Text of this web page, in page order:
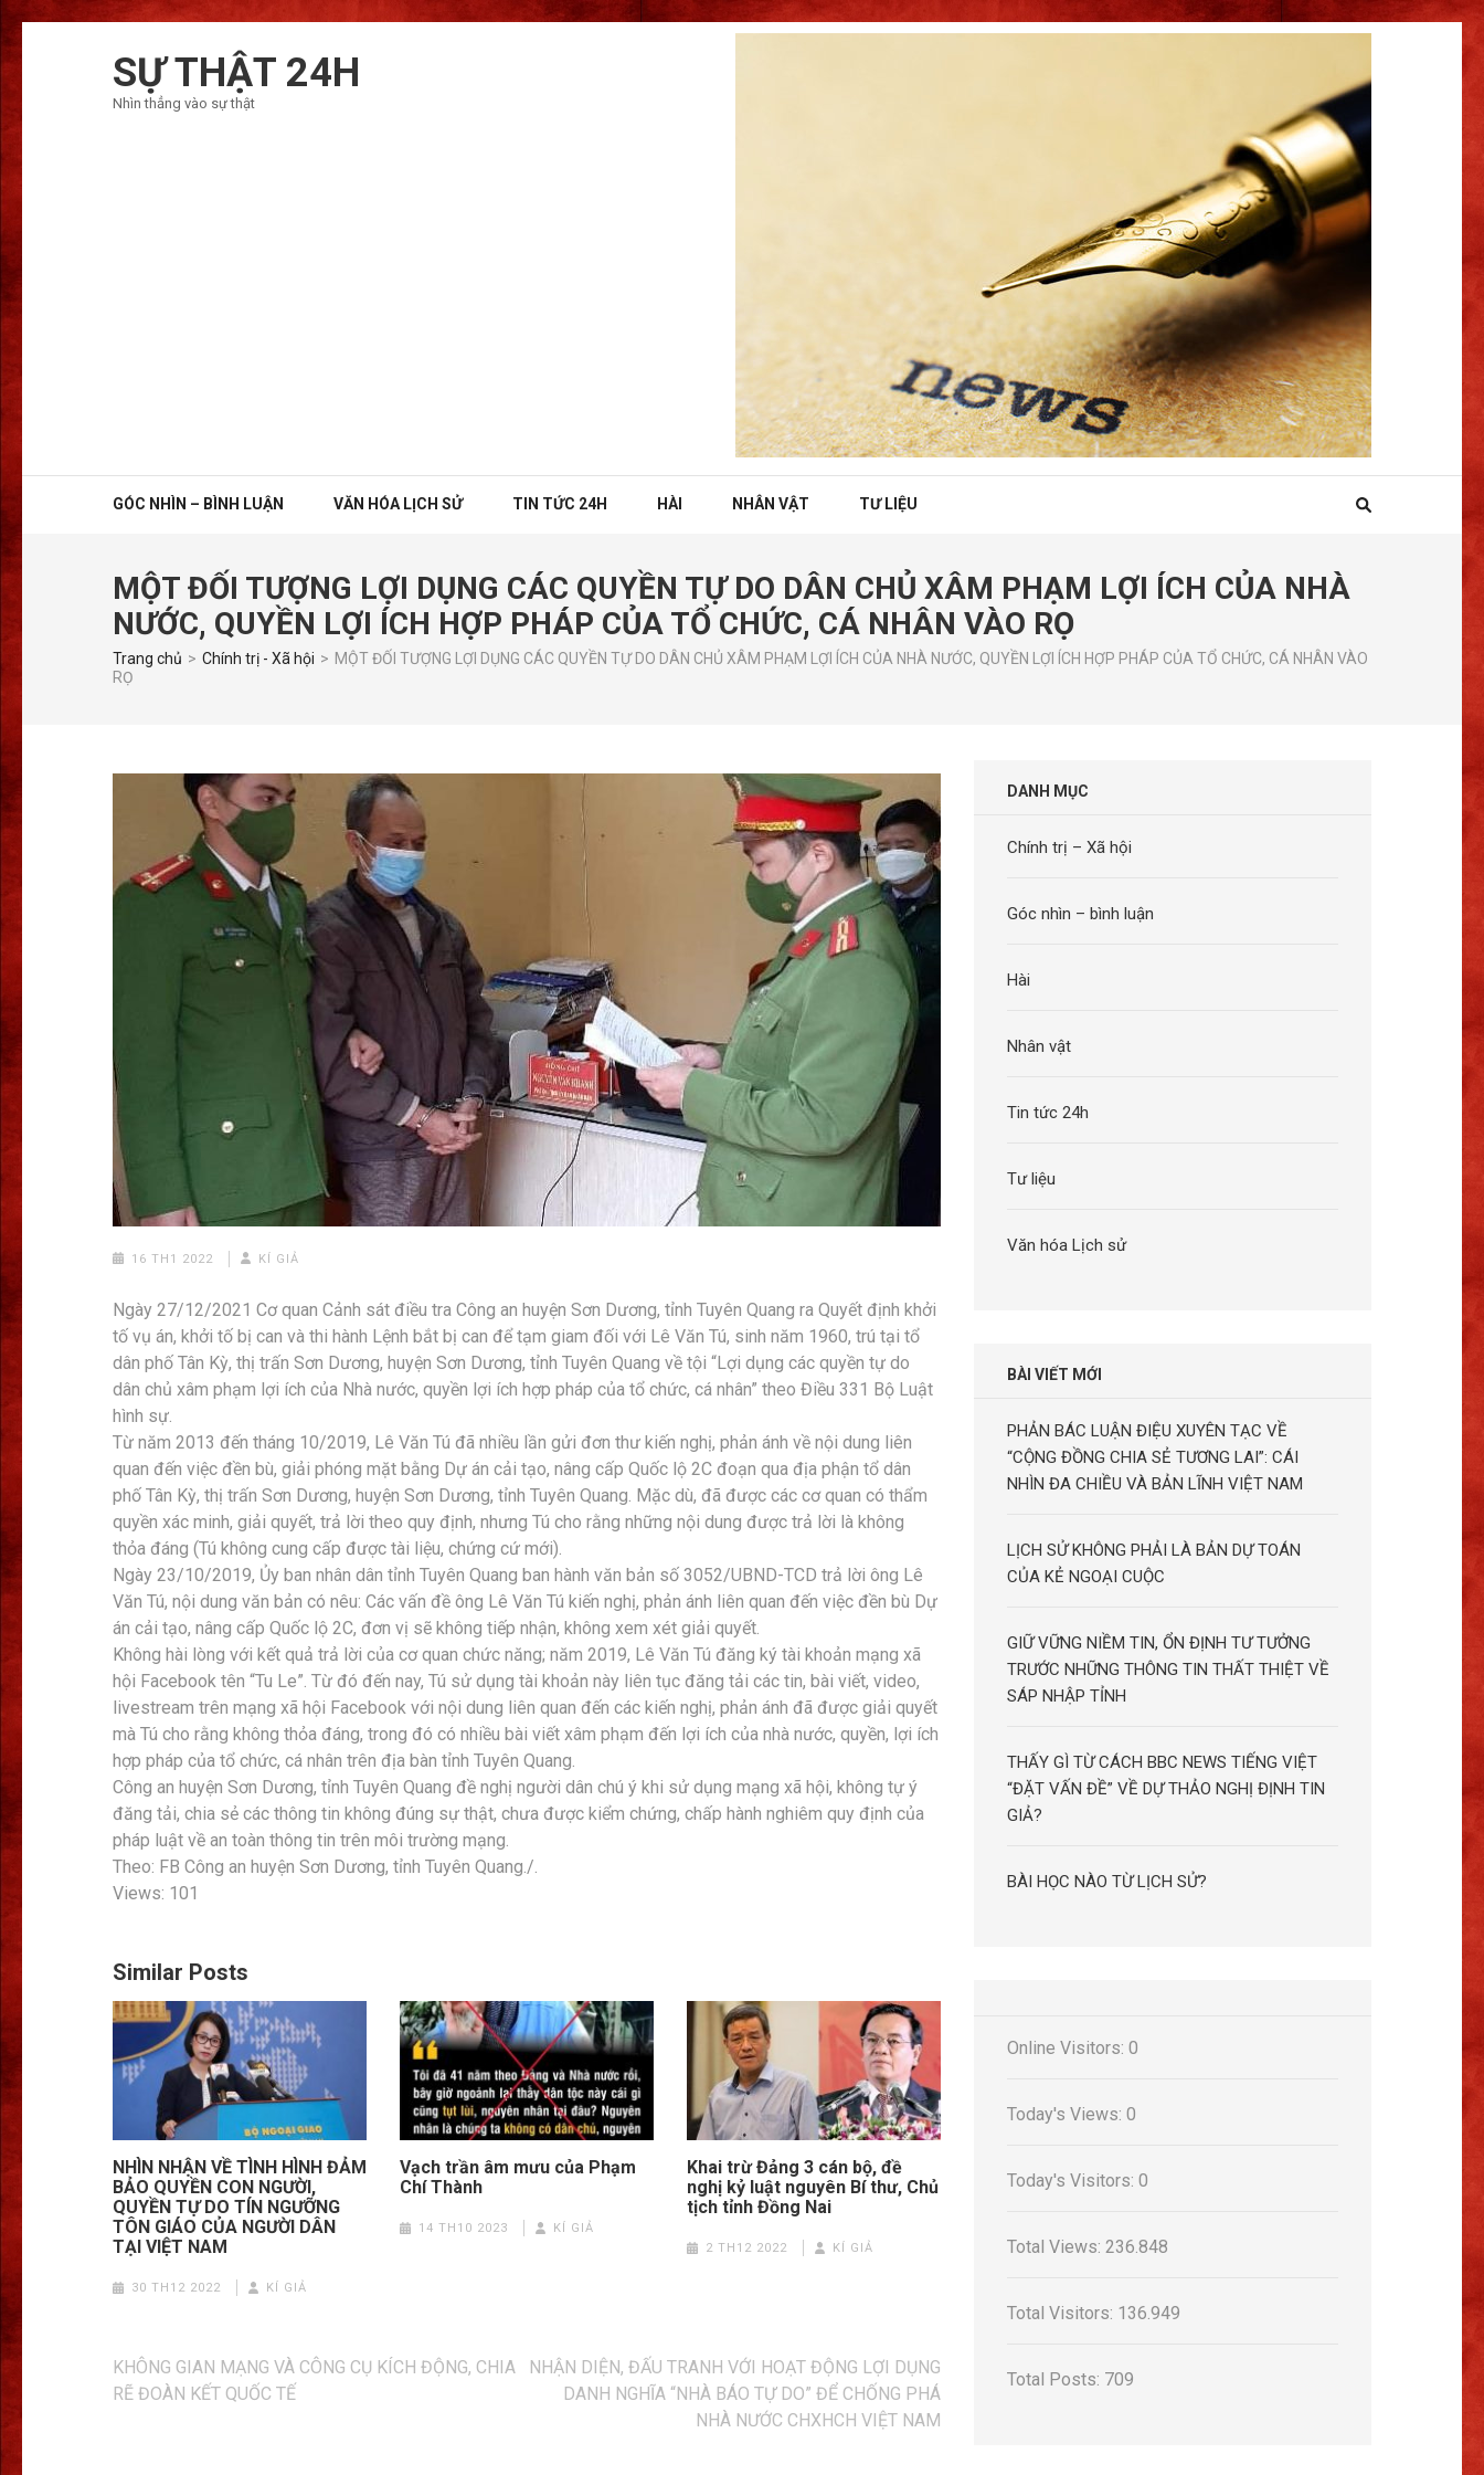
SỰ THẬT 24H
Nhìn thẳng vào sự thật
GÓC NHÌN – BÌNH LUẬN VĂN HÓA LỊCH SỬ TIN TỨC 24H HÀI NHÂN VẬT TƯ LIỆU
MỘT ĐỐI TƯỢNG LỢI DỤNG CÁC QUYỀN TỰ DO DÂN CHỦ XÂM PHẠM LỢI ÍCH CỦA NHÀ
NƯỚC, QUYỀN LỢI ÍCH HỢP PHÁP CỦA TỔ CHỨC, CÁ NHÂN VÀO RỌ
Trang chủ > Chính trị - Xã hội > MỘT ĐỐI TƯỢNG LỢI DỤNG CÁC QUYỀN TỰ DO DÂN CHỦ XÂM PHẠM LỢI ÍCH CỦA NHÀ NƯỚC, QUYỀN LỢI ÍCH HỢP PHÁP CỦA TỔ CHỨC, CÁ NHÂN VÀO
RỌ
16 TH1 2022 KÍ GIẢ
Ngày 27/12/2021 Cơ quan Cảnh sát điều tra Công an huyện Sơn Dương, tỉnh Tuyên Quang ra Quyết định khởi
tố vụ án, khởi tố bị can và thi hành Lệnh bắt bị can để tạm giam đối với Lê Văn Tú, sinh năm 1960, trú tại tổ
dân phố Tân Kỳ, thị trấn Sơn Dương, huyện Sơn Dương, tỉnh Tuyên Quang về tội “Lợi dụng các quyền tự do
dân chủ xâm phạm lợi ích của Nhà nước, quyền lợi ích hợp pháp của tổ chức, cá nhân” theo Điều 331 Bộ Luật
hình sự.
Từ năm 2013 đến tháng 10/2019, Lê Văn Tú đã nhiều lần gửi đơn thư kiến nghị, phản ánh về nội dung liên
quan đến việc đền bù, giải phóng mặt bằng Dự án cải tạo, nâng cấp Quốc lộ 2C đoạn qua địa phận tổ dân
phố Tân Kỳ, thị trấn Sơn Dương, huyện Sơn Dương, tỉnh Tuyên Quang. Mặc dù, đã được các cơ quan có thẩm
quyền xác minh, giải quyết, trả lời theo quy định, nhưng Tú cho rằng những nội dung được trả lời là không
thỏa đáng (Tú không cung cấp được tài liệu, chứng cứ mới).
Ngày 23/10/2019, Ủy ban nhân dân tỉnh Tuyên Quang ban hành văn bản số 3052/UBND-TCD trả lời ông Lê
Văn Tú, nội dung văn bản có nêu: Các vấn đề ông Lê Văn Tú kiến nghị, phản ánh liên quan đến việc đền bù Dự
án cải tạo, nâng cấp Quốc lộ 2C, đơn vị sẽ không tiếp nhận, không xem xét giải quyết.
Không hài lòng với kết quả trả lời của cơ quan chức năng; năm 2019, Lê Văn Tú đăng ký tài khoản mạng xã
hội Facebook tên “Tu Le”. Từ đó đến nay, Tú sử dụng tài khoản này liên tục đăng tải các tin, bài viết, video,
livestream trên mạng xã hội Facebook với nội dung liên quan đến các kiến nghị, phản ánh đã được giải quyết
mà Tú cho rằng không thỏa đáng, trong đó có nhiều bài viết xâm phạm đến lợi ích của nhà nước, quyền, lợi ích
hợp pháp của tổ chức, cá nhân trên địa bàn tỉnh Tuyên Quang.
Công an huyện Sơn Dương, tỉnh Tuyên Quang đề nghị người dân chú ý khi sử dụng mạng xã hội, không tự ý
đăng tải, chia sẻ các thông tin không đúng sự thật, chưa được kiểm chứng, chấp hành nghiêm quy định của
pháp luật về an toàn thông tin trên môi trường mạng.
Theo: FB Công an huyện Sơn Dương, tỉnh Tuyên Quang./.
Views: 101
Similar Posts
NHÌN NHẬN VỀ TÌNH HÌNH ĐẢM
BẢO QUYỀN CON NGƯỜI,
QUYỀN TỰ DO TÍN NGƯỠNG
TÔN GIÁO CỦA NGƯỜI DÂN
TẠI VIỆT NAM
30 TH12 2022 KÍ GIẢ
Vạch trần âm mưu của Phạm
Chí Thành
14 TH10 2023 KÍ GIẢ
Khai trừ Đảng 3 cán bộ, đề
nghị kỷ luật nguyên Bí thư, Chủ
tịch tỉnh Đồng Nai
2 TH12 2022 KÍ GIẢ
Điều
hướng
KHÔNG GIAN MẠNG VÀ CÔNG CỤ KÍCH ĐỘNG, CHIA
RẼ ĐOÀN KẾT QUỐC TẾ
NHẬN DIỆN, ĐẤU TRANH VỚI HOẠT ĐỘNG LỢI DỤNG
DANH NGHĨA “NHÀ BÁO TỰ DO” ĐỂ CHỐNG PHÁ
NHÀ NƯỚC CHXHCH VIỆT NAM
DANH MỤC
Chính trị – Xã hội
Góc nhìn – bình luận
Hài
Nhân vật
Tin tức 24h
Tư liệu
Văn hóa Lịch sử
BÀI VIẾT MỚI
PHẢN BÁC LUẬN ĐIỆU XUYÊN TẠC VỀ
“CỘNG ĐỒNG CHIA SẺ TƯƠNG LAI”: CÁI
NHÌN ĐA CHIỀU VÀ BẢN LĨNH VIỆT NAM
LỊCH SỬ KHÔNG PHẢI LÀ BẢN DỰ TOÁN
CỦA KẺ NGOẠI CUỘC
GIỮ VỮNG NIỀM TIN, ỔN ĐỊNH TƯ TƯỞNG
TRƯỚC NHỮNG THÔNG TIN THẤT THIỆT VỀ
SÁP NHẬP TỈNH
THẤY GÌ TỪ CÁCH BBC NEWS TIẾNG VIỆT
“ĐẶT VẤN ĐỀ” VỀ DỰ THẢO NGHỊ ĐỊNH TIN
GIẢ?
BÀI HỌC NÀO TỪ LỊCH SỬ?
Online Visitors:0
Today's Views:0
Today's Visitors:0
Total Views:236.848
Total Visitors: 136.949
Total Posts: 709